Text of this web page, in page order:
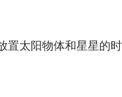
置太阳物体和星星的